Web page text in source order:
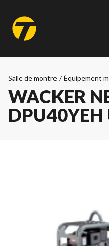
Salle de montre / Équipement
WACKER
DPU40YEH